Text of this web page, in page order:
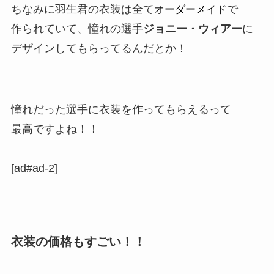
ちなみに羽生君の衣装は全てオーダーメイドで
作られていて、憧れの選手ジョニー・ウィアーに
デザインしてもらってるんだとか！
憧れだった選手に衣装を作ってもらえるって
最高ですよね！！
[ad#ad-2]
衣装の価格もすごい！！